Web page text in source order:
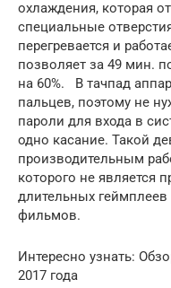
охлаждения, которая
специальные
перегревается и
позволяет за 49 мин.
на 60%. В тачпад
пальцев, поэтому не
пароли для входа в
одно касание. Такой
производительным
которого не является
длительных
фильмов.
Интересно узнать:
2017 года